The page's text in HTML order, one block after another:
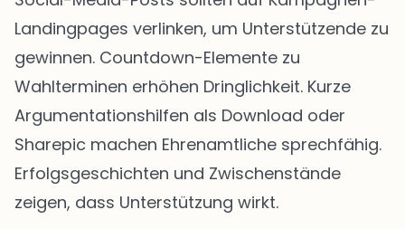
Landingpages verlinken, um Unterstützende zu
gewinnen. Countdown-Elemente zu
Wahlterminen erhöhen Dringlichkeit. Kurze
Argumentationshilfen als Download oder
Sharepic machen Ehrenamtliche sprechfähig.
Erfolgsgeschichten und Zwischenstände
zeigen, dass Unterstützung wirkt.